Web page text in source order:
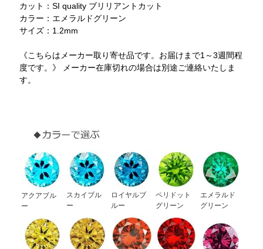
カット：SI quality ブリリアントカット
カラー：エメラルドグリーン
サイズ：1.2mm
《こちらはメーカー取り寄せ品です。お届けまで1～3週間程
度です。》 メーカー在庫切れの場合は別途ご連絡いたしま
す。
アクアブル
ー
スカイブル
ー
ロイヤルブ
ルー
ペリドット
グリーン
エメラルド
グリーン